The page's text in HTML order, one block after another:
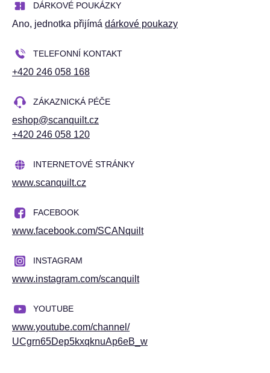
DÁRKOVÉ POUKÁZKY
Ano, jednotka přijímá dárkové poukazy
TELEFONNÍ KONTAKT
+420 246 058 168
ZÁKAZNICKÁ PÉČE
eshop@scanquilt.cz
+420 246 058 120
INTERNETOVÉ STRÁNKY
www.scanquilt.cz
FACEBOOK
www.facebook.com/SCANquilt
INSTAGRAM
www.instagram.com/scanquilt
YOUTUBE
www.youtube.com/channel/
UCgrn65Dep5kxqknuAp6eB_w